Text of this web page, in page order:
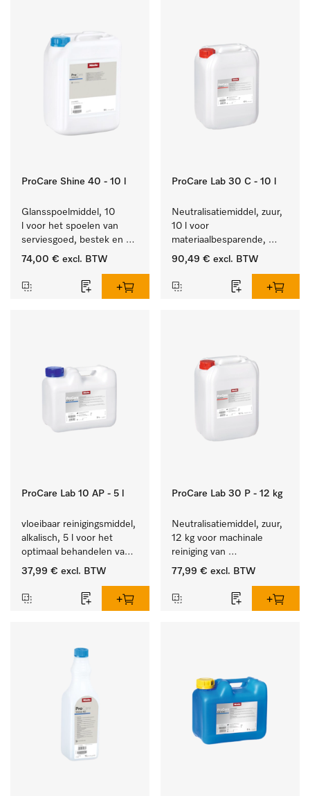
ProCare Shine 40 - 10 l
Glansspoelmiddel, 10
l voor het spoelen van
serviesgoed, bestek en
ideaal voor glazen.
74,00 € excl. BTW
ProCare Lab 30 C - 10 l
Neutralisatiemiddel, zuur,
10 l voor
materiaalbesparende,
machinale reiniging van
gerei.
90,49 € excl. BTW
ProCare Lab 10 AP - 5 l
vloeibaar reinigingsmiddel,
alkalisch, 5 l voor het
optimaal behandelen van
laboratoriumhulpstukken.
37,99 € excl. BTW
ProCare Lab 30 P - 12 kg
Neutralisatiemiddel, zuur,
12 kg voor machinale
reiniging van
laboratoriumglaswerk en -
77,99 € excl. BTW